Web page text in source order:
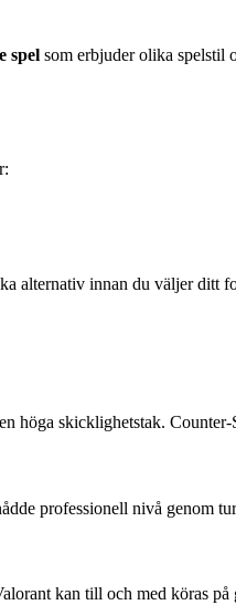
spel som erbjuder olika spelstil
alternativ innan du väljer ditt
höga skicklighetstak.
professionell nivå genom
kan till och med köras på